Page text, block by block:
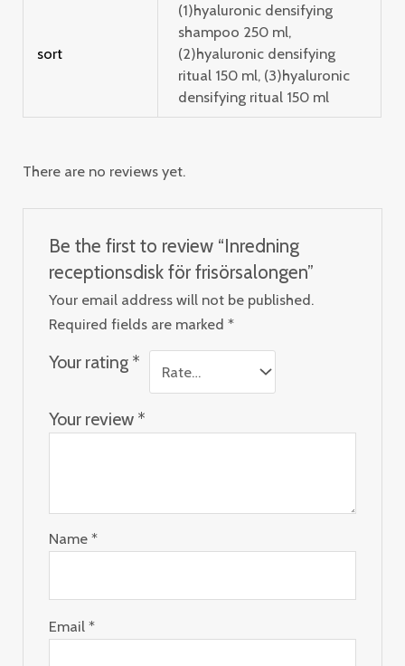
sort
(1)hyaluronic densifying
shampoo 250 ml,
(2)hyaluronic densifying
ritual 150 ml, (3)hyaluronic
densifying ritual 150 ml
There are no reviews yet.
Be the first to review “Inredning
receptionsdisk för frisörsalongen”
Your email address will not be published.
Required fields are marked *
Your rating *
Your review *
Name *
Email *